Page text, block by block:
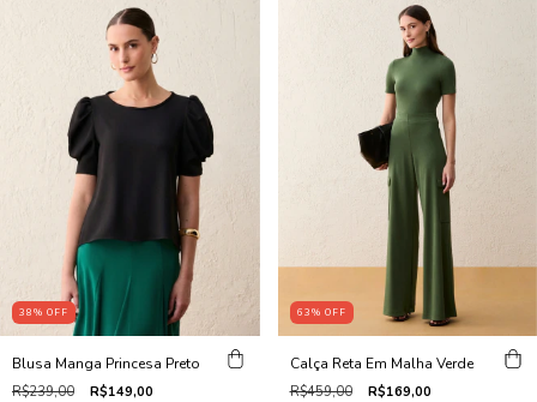
38% OFF
Blusa Manga Princesa Preto
R$239,00 R$149,00
63% OFF
Calça Reta Em Malha Verde
R$459,00 R$169,00